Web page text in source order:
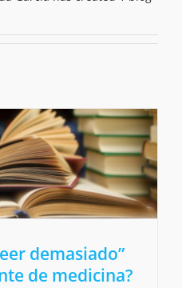
demasiado”
de medicina?